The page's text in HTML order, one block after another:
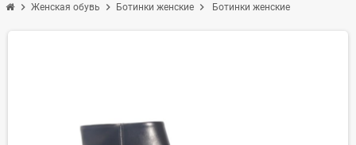
chevron_right Женская обувь chevron_right Ботинки женские chevron_right Ботинки женские